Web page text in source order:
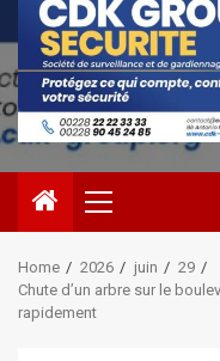
Primary
Menu
Home 2026 juin
29
Chute d’un arbre sur le
rapidement